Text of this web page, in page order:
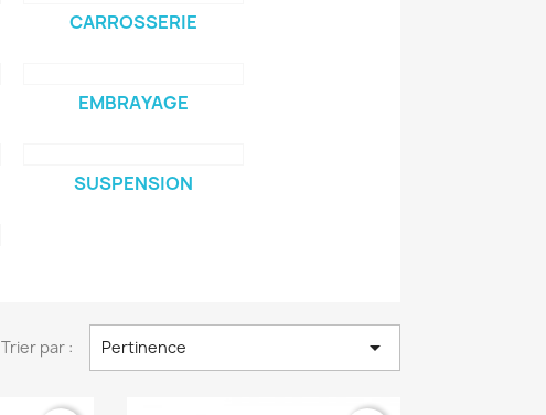
CARROSSERIE
EMBRAYAGE
SUSPENSION
Trier par : Pertinence 